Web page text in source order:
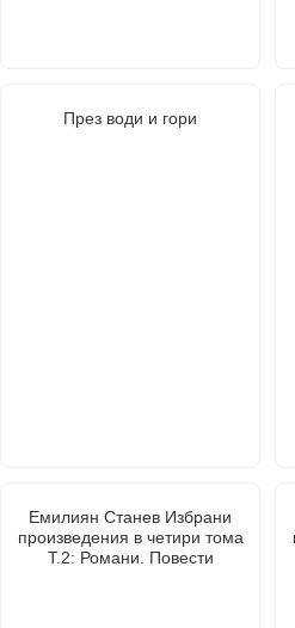
През води и гори
Емилиян Станев Избрани
произведения в четири тома
Т.2: Романи. Повести